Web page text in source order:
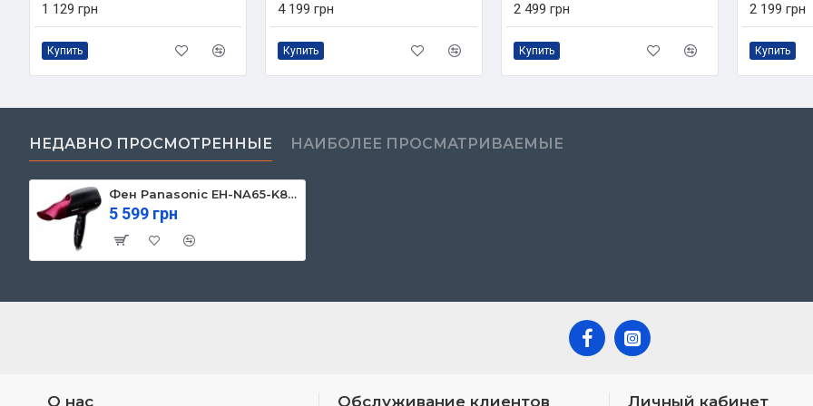
1 129 грн
Купить
4 199 грн
Купить
2 499 грн
Купить
2 199 грн
Купить
НЕДАВНО ПРОСМОТРЕННЫЕ НАИБОЛЕЕ ПРОСМАТРИВАЕМЫЕ
Фен Panasonic EH-NA65-K865
5 599 грн
О нас Обслуживание клиентов Личный кабинет